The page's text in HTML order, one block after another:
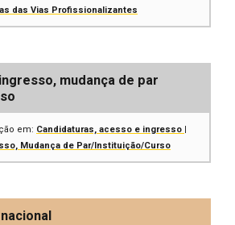
das Vias Profissionalizantes
mudança de par
em: Candidaturas, acesso e ingresso |
Mudança de Par/Instituição/Curso